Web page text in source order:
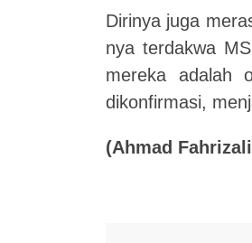
Dirinya juga
nya terdakwa
mereka adalah
dikonfirmasi,
(Ahmad